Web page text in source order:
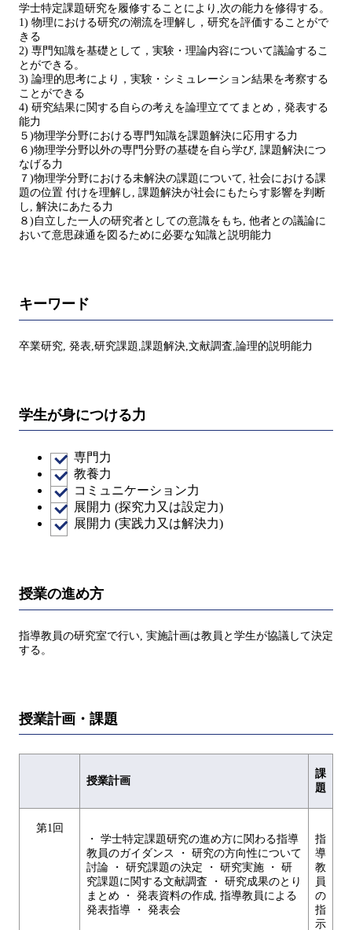
学士特定課題研究を履修することにより,次の能力を修得する。
1) 物理における研究の潮流を理解し，研究を評価することがで
きる
2) 専門知識を基礎として，実験・理論内容について議論するこ
とができる。
3) 論理的思考により，実験・シミュレーション結果を考察する
ことができる
4) 研究結果に関する自らの考えを論理立ててまとめ，発表する
能力
５)物理学分野における専門知識を課題解決に応用する力
６)物理学分野以外の専門分野の基礎を自ら学び, 課題解決につ
なげる力
７)物理学分野における未解決の課題について, 社会における課
題の位置 付けを理解し, 課題解決が社会にもたらす影響を判断
し, 解決にあたる力
８)自立した一人の研究者としての意識をもち, 他者との議論に
おいて意思疎通を図るために必要な知識と説明能力
キーワード
卒業研究, 発表,研究課題,課題解決,文献調査,論理的説明能力
学生が身につける力
専門力
教養力
コミュニケーション力
展開力 (探究力又は設定力)
展開力 (実践力又は解決力)
授業の進め方
指導教員の研究室で行い, 実施計画は教員と学生が協議して決定
する。
授業計画・課題
授業計画
課
題
第1回
・ 学士特定課題研究の進め方に関わる指導
教員のガイダンス ・ 研究の方向性について
討論 ・ 研究課題の決定 ・ 研究実施 ・ 研
究課題に関する文献調査 ・ 研究成果のとり
まとめ ・ 発表資料の作成, 指導教員による
発表指導 ・ 発表会
指
導
教
員
の
指
示